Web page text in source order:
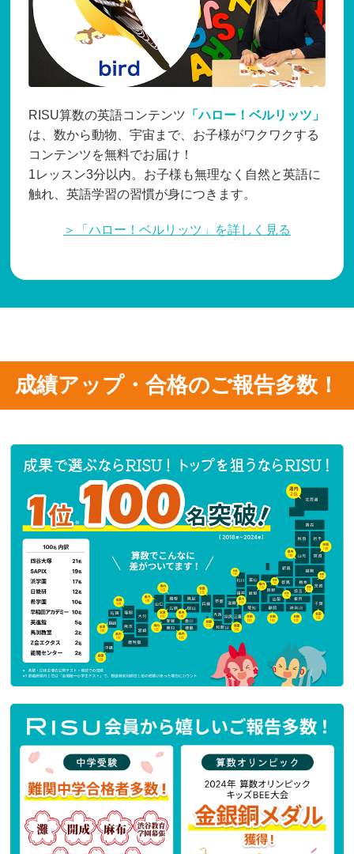
RISU算数の英語コンテンツ 「ハロー！ベルリッツ」
は、数から動物、宇宙まで、お子様がワクワクする
コンテンツを無料でお届け！
1レッスン3分以内。お子様も無理なく自然と英語に
触れ、英語学習の習慣が身につきます。
＞「ハロー！ベルリッツ」を詳しく見る
成績アップ・合格のご報告多数！